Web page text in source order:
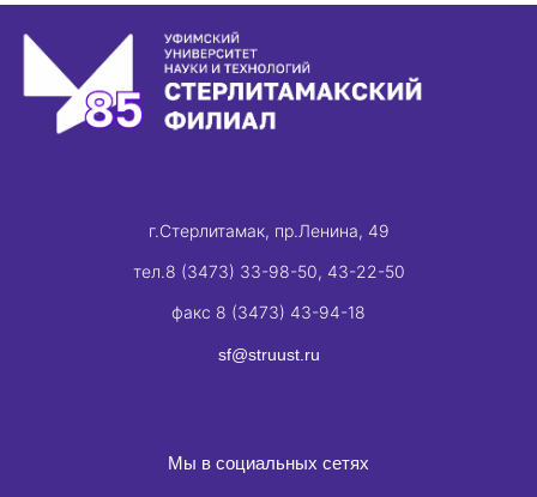
г.Стерлитамак, пр.Ленина, 49
тел.8 (3473) 33-98-50, 43-22-50
факс 8 (3473) 43-94-18
sf@struust.ru
Мы в социальных сетях